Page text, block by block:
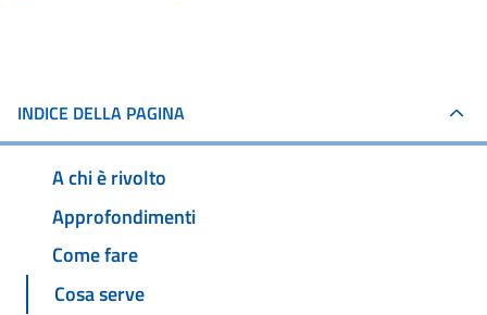
INDICE DELLA PAGINA
A chi è rivolto
Approfondimenti
Come fare
Cosa serve